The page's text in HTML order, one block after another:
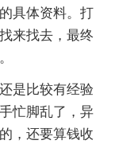
具体资料。打
来找去，最终
是比较有经验
忙脚乱了，异
，还要算钱收